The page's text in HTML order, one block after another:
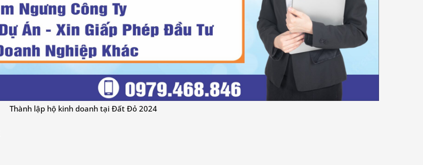
Thành lập hộ kinh doanh tại Đất Đỏ 2024